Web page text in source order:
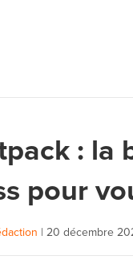
: la
pour
| 20 décembre